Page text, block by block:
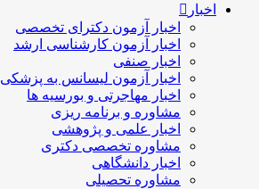
اخبار
اخبار آزمون دکترای تخصصی
اخبار آزمون کارشناسی ارشد
اخبار صنفی
اخبار آزمون لیسانس به پزشکی
اخبار مهاجرتی و بورسیه ها
مشاوره و برنامه ریزی
اخبار علمی و پژوهشی
مشاوره تخصصی دکتری
اخبار دانشگاهی
مشاوره تحصیلی